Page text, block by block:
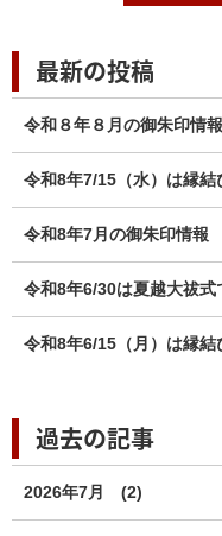
最新の投稿
令和８年８月の御朱印情報
令和8年7/15（水）は縁結
令和8年7月の御朱印情報
令和8年6/30は夏越大祓式
令和8年6/15（月）は縁結
過去の記事
2026年7月 (2)